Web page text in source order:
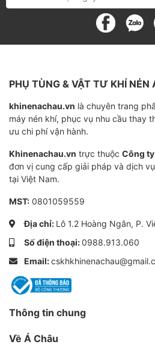
In ấn: In ấn offset, in ấn
Luyện kim: Nung chảy,
mỏ, công nghiệp hóa
Lợi ích khi mua
Edwards tại Việt Nam. Khi
Edwards E2M18 tại ACCOM,
được:
Sản phẩm chính hãng
bảo.
PHỤ TÙNG & VẬT TƯ KHÍ NÉN
khinenachau.vn là chuyên trang
máy nén khí, phục vụ nhu cầu thay
ưu chi phí vận hành.
Khinenachau.vn trực thuộc Công ty
đơn vị cung cấp giải pháp và dịch
tại Việt Nam.
MST: 0801059559
Địa chỉ: Lô 1.2 Hoàng Ngân, P.
Số điện thoại:0988.913.060
Email:
Thông tin chung
Về Á Châu